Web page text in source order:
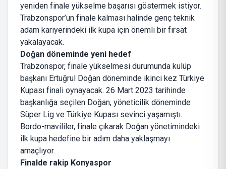
yeniden finale yükselme başarısı göstermek istiyor.
Trabzonspor’un finale kalması halinde genç teknik
adam kariyerindeki ilk kupa için önemli bir fırsat
yakalayacak.
Doğan döneminde yeni hedef
Trabzonspor, finale yükselmesi durumunda kulüp
başkanı Ertuğrul Doğan döneminde ikinci kez Türkiye
Kupası finali oynayacak. 26 Mart 2023 tarihinde
başkanlığa seçilen Doğan, yöneticilik döneminde
Süper Lig ve Türkiye Kupası sevinci yaşamıştı.
Bordo-mavililer, finale çıkarak Doğan yönetimindeki
ilk kupa hedefine bir adım daha yaklaşmayı
amaçlıyor.
Finalde rakip Konyaspor